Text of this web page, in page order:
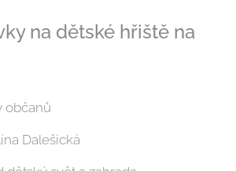
na dětské hřiště na
občanů
Dalešická